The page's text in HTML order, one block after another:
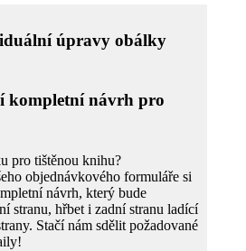
úpravy obálky
kompletní návrh pro
pro tištěnou knihu?
objednávkového formuláře si
návrh, který bude
stranu, hřbet i zadní stranu ladící
Stačí nám sdělit požadované